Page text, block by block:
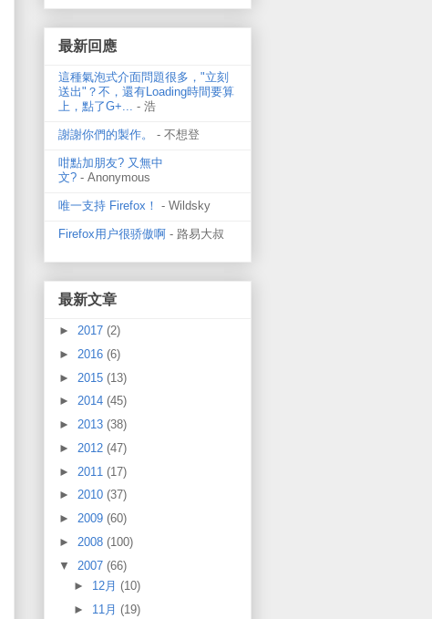
最新回應
這種氣泡式介面問題很多，"立刻
送出"？不，還有Loading時間要算
上，點了G+... - 浩
謝謝你們的製作。 - 不想登
咁點加朋友? 又無中
文? - Anonymous
唯一支持 Firefox！ - Wildsky
Firefox用户很骄傲啊 - 路易大叔
最新文章
► 2017 (2)
► 2016 (6)
► 2015 (13)
► 2014 (45)
► 2013 (38)
► 2012 (47)
► 2011 (17)
► 2010 (37)
► 2009 (60)
► 2008 (100)
▼ 2007 (66)
► 12月 (10)
► 11月 (19)